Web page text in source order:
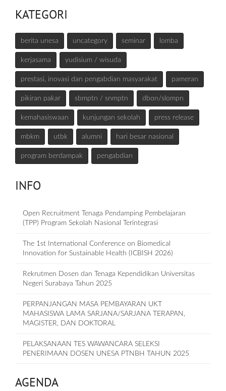
KATEGORI
berita unesa uncategory seminar lomba
kerjasama yudisium / wisuda
prestasi, inovasi dan pengabdian masyarakat pameran
pikiran pakar sbmptn / snmptn dbon/slompn
kemahasiswaan kunjungan sekolah press release
mbkm utbk alumni hari besar nasional
program berdampak pengabdian
INFO
Open Recruitment Tenaga Pendamping Pembelajaran
(TPP) Program Sekolah Nasional Terintegrasi
The 1st International Conference on Biomedical
Innovation for Sustainable Health (ICBISH 2026)
Rekrutmen Dosen dan Tenaga Kependidikan Universitas
Negeri Surabaya Tahun 2025
PERPANJANGAN MASA PEMBAYARAN UKT
MAHASISWA LAMA SARJANA/SARJANA TERAPAN,
MAGISTER, DAN DOKTORAL
PELAKSANAAN TES WAWANCARA SELEKSI
PENERIMAAN DOSEN UNESA PTNBH TAHUN 2025
AGENDA